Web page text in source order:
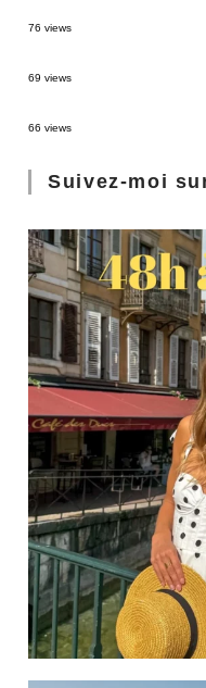
76 views
69 views
66 views
Suivez-moi